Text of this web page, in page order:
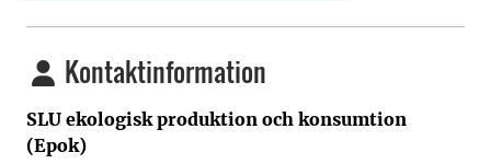
Kontaktinformation
SLU ekologisk produktion och konsumtion
(Epok)